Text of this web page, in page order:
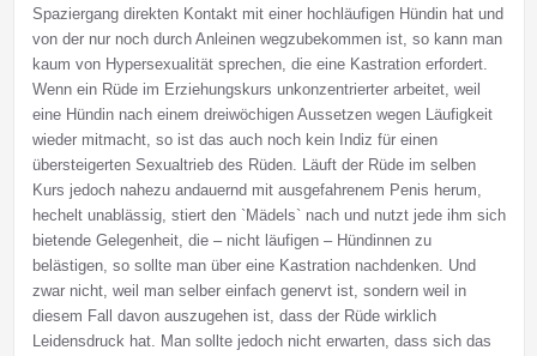
Spaziergang direkten Kontakt mit einer hochläufigen Hündin hat und
von der nur noch durch Anleinen wegzubekommen ist, so kann man
kaum von Hypersexualität sprechen, die eine Kastration erfordert.
Wenn ein Rüde im Erziehungskurs unkonzentrierter arbeitet, weil
eine Hündin nach einem dreiwöchigen Aussetzen wegen Läufigkeit
wieder mitmacht, so ist das auch noch kein Indiz für einen
übersteigerten Sexualtrieb des Rüden. Läuft der Rüde im selben
Kurs jedoch nahezu andauernd mit ausgefahrenem Penis herum,
hechelt unablässig, stiert den `Mädels` nach und nutzt jede ihm sich
bietende Gelegenheit, die – nicht läufigen – Hündinnen zu
belästigen, so sollte man über eine Kastration nachdenken. Und
zwar nicht, weil man selber einfach genervt ist, sondern weil in
diesem Fall davon auszugehen ist, dass der Rüde wirklich
Leidensdruck hat. Man sollte jedoch nicht erwarten, dass sich das